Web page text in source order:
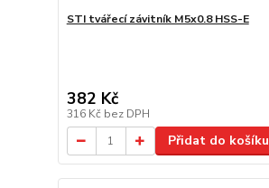
STI tvářecí závitník M5x0.8 HSS-E
382 Kč
316 Kč bez DPH
Přidat do košíku